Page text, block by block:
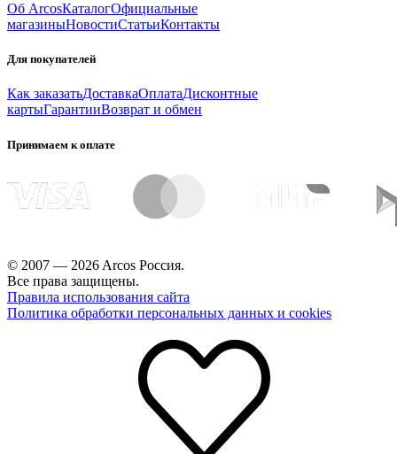
Об ArcosКаталогОфициальные
магазиныНовостиСтатьиКонтакты
Для покупателей
Как заказатьДоставкаОплатаДисконтные
картыГарантииВозврат и обмен
Принимаем к оплате
© 2007 — 2026 Arcos Россия.
Все права защищены.
Правила использования сайта
Политика обработки персональных данных и cookies